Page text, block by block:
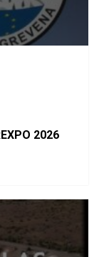
2026